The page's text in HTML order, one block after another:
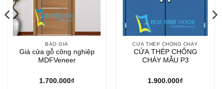
BÁO GIÁ
Giá cửa gỗ công nghiệp
MDFVeneer
1.700.000₫
CỬA THÉP CHỐNG CHÁY
CỬA THÉP CHỐNG
CHÁY MẪU P3
1.900.000₫